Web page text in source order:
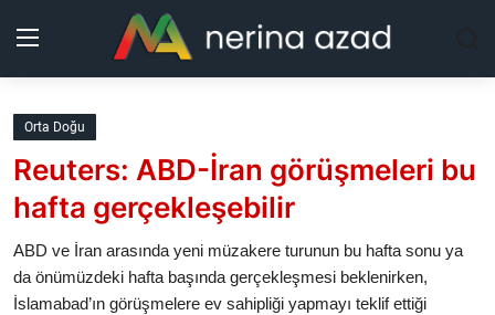
Kurdistan
Bölgeler
Güncel
Orta Doğu
Reuters: ABD-İran görüşmeleri bu
hafta gerçekleşebilir
ABD ve İran arasında yeni müzakere turunun bu hafta sonu ya
da önümüzdeki hafta başında gerçekleşmesi beklenirken,
İslamabad’ın görüşmelere ev sahipliği yapmayı teklif ettiği